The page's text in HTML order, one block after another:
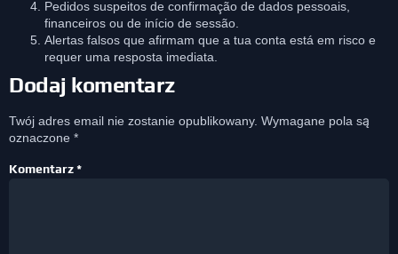
Pedidos suspeitos de confirmação de dados pessoais,
financeiros ou de início de sessão.
Alertas falsos que afirmam que a tua conta está em risco e
requer uma resposta imediata.
Dodaj komentarz
Twój adres email nie zostanie opublikowany. Wymagane pola są
oznaczone *
Komentarz*